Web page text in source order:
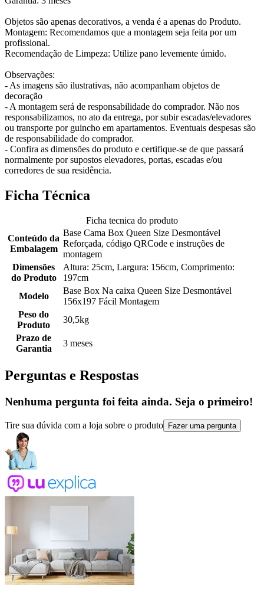
Objetos são apenas decorativos, a venda é a apenas do Produto.
Montagem: Recomendamos que a montagem seja feita por um
profissional.
Recomendação de Limpeza: Utilize pano levemente úmido.
Observações:
- As imagens são ilustrativas, não acompanham objetos de
decoração
- A montagem será de responsabilidade do comprador. Não nos
responsabilizamos, no ato da entrega, por subir escadas/elevadores
ou transporte por guincho em apartamentos. Eventuais despesas são
de responsabilidade do comprador.
- Confira as dimensões do produto e certifique-se de que passará
normalmente por supostos elevadores, portas, escadas e/ou
corredores de sua residência.
Ficha Técnica
Ficha tecnica do produto
Conteúdo da
Embalagem
Base Cama Box Queen Size Desmontável
Reforçada, código QRCode e instruções de
montagem
Dimensões
do Produto
Altura: 25cm, Largura: 156cm, Comprimento:
197cm
Modelo
Base Box Na caixa Queen Size Desmontável
156x197 Fácil Montagem
Peso do
Produto
30,5kg
Prazo de
Garantia
3 meses
Perguntas e Respostas
Nenhuma pergunta foi feita ainda. Seja o primeiro!
Tire sua dúvida com a loja sobre o produto Fazer uma pergunta